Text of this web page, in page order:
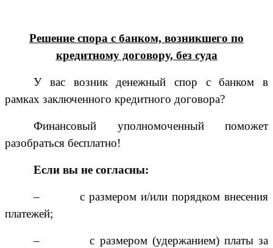
Решение спора с банком, возникшего по
кредитному договору, без суда
У вас возник денежный спор с банком в
рамках заключенного кредитного договора?
Финансовый уполномоченный поможет
разобраться бесплатно!
Если вы не согласны:
–
с размером и/или порядком внесения
платежей;
–
с размером (удержанием) платы за